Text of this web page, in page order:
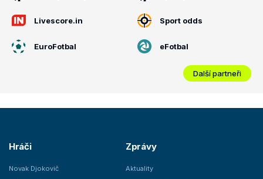
Livescore.in Sport odds
EuroFotbal eFotbal
Další partneři
Hráči
Novak Djokovič
Zprávy
Aktuality